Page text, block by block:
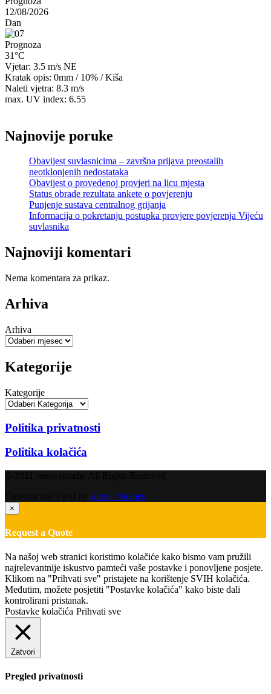
12/08/2026
Dan
Prognoza
31°C
Vjetar: 3.5 m/s NE
Kratak opis: 0mm / 10% /Kiša
Naleti vjetra: 8.3 m/s
max. UV index: 6.55
Najnovije poruke
Obavijest suvlasnicima – završna prijava preostalih
neotklonjenih nedostataka
Obavijest o provedenoj provjeri na licu mjesta
Status obrade rezultata ankete o povjerenju
Punjenje sustava centralnog grijanja
Informacija o pokretanju postupka provjere povjerenja Vijeću
suvlasnika
Najnoviji komentari
Nema komentara za prikaz.
Arhiva
Arhiva
Kategorije
Kategorije
Politika privatnosti
Politika kolačića
Acme Themes
×
Request a Quote
Na našoj web stranici koristimo kolačiće kako bismo vam pružili
najrelevantnije iskustvo pamteći vaše postavke i ponovljene posjete.
Klikom na "Prihvati sve" pristajete na korištenje SVIH kolačića.
Međutim, možete posjetiti "Postavke kolačića" kako biste dali
kontrolirani pristanak.
Postavke kolačića Prihvati sve
Zatvori
Pregled privatnosti